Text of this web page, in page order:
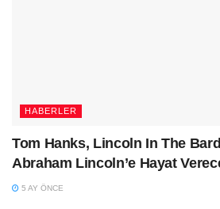
HABERLER
Tom Hanks, Lincoln In The
Abraham Lincoln’e Hayat
5 AY ÖNCE